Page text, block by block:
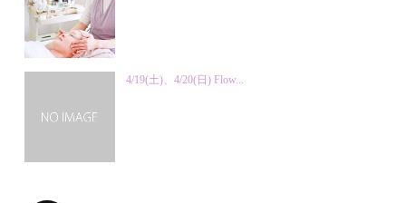
4/19(土)、4/20(日) Flow...